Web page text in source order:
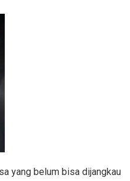
yang belum bisa dijangkau